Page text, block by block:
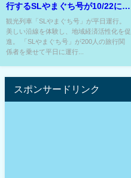
行するSLやまぐち号が10/22に運
行??
観光列車「SLやまぐち号」が平日運行。
美しい沿線を体験し、地域経済活性化を促
進。 「SLやまぐち号」が200人の旅行関
係者を乗せて平日に運行...
スポンサードリンク